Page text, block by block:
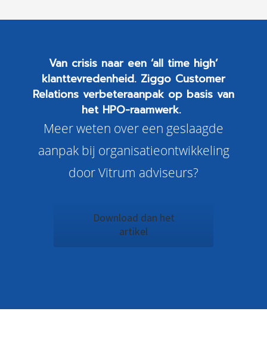
Van crisis naar een ‘all time high’
klanttevredenheid. Ziggo Customer
Relations verbeteraanpak op basis van
het HPO-raamwerk.
Meer weten over een geslaagde
aanpak bij organisatieontwikkeling
door Vitrum adviseurs?
Download dan het
artikel